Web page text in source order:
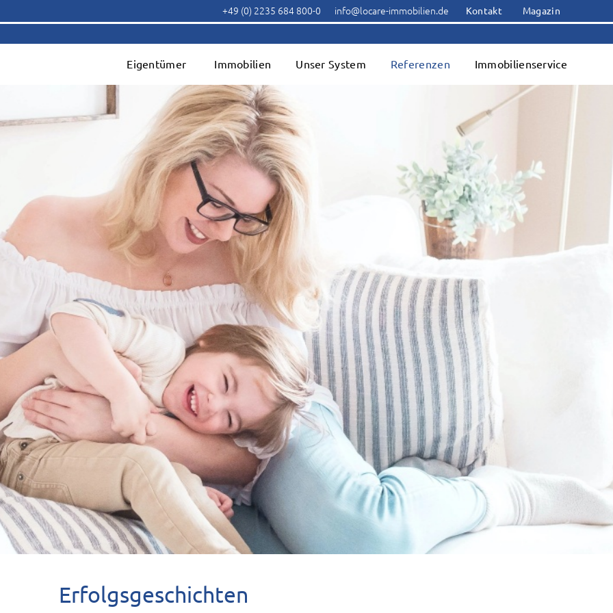
Magazin
Kontakt
+49 (0) 2235 684 800-0 info@locare-immobilien.de
Eigentümer Immobilien Unser System Referenzen Immobilienservice
Erfolgsgeschichten